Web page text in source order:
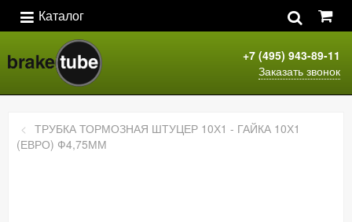
Каталог
+7 (495) 943-89-11
Заказать звонок
ТРУБКА ТОРМОЗНАЯ ШТУЦЕР 10Х1 - ГАЙКА 10Х1
(ЕВРО) Ф4,75ММ